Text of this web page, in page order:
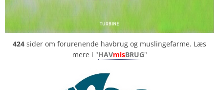
424 sider om forurenende havbrug og muslingefarme. Læs
mere i "HAVmisBRUG"